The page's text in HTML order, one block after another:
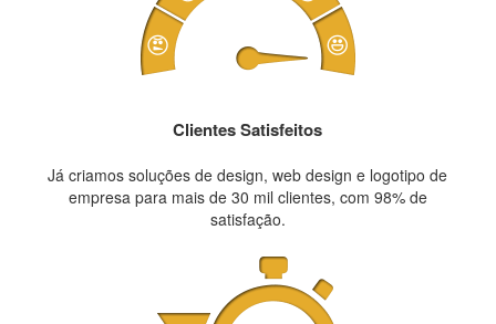
Clientes Satisfeitos
Já criamos soluções de design, web design e logotipo de
empresa para mais de 30 mil clientes, com 98% de
satisfação.